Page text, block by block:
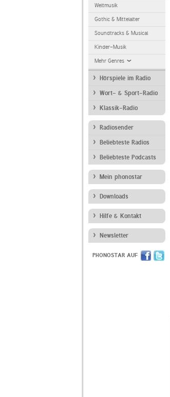
Weltmusik
Gothic & Mittelalter
Soundtracks & Musical
Kinder-Musik
Mehr Genres
Hörspiele im Radio
Wort- & Sport-Radio
Klassik-Radio
Radiosender
Beliebteste Radios
Beliebteste Podcasts
Mein phonostar
Downloads
Hilfe & Kontakt
Newsletter
PHONOSTAR AUF